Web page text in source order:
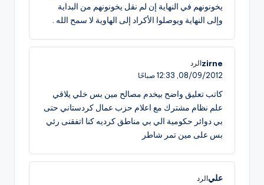
يخونونهم في النهاية إن لم نقل يخونونهم من البداية
وإلى النهاية ويوصلوا الأكراد إلى الهاوية لا سمح الله .
zirneالرد
08/09/2012, 12:33 صباحًا
كاتب تعليق واضح بيخدم مصالح مين بس خلي يلاقي
علم نظام مشترك مع اعلام حزب عمال كردستاني حتى
بي دوائر حكومية الي بي مناطق كرديه كنا اتفقنى رئي
بس على مين تمر شاطر
عليالرد